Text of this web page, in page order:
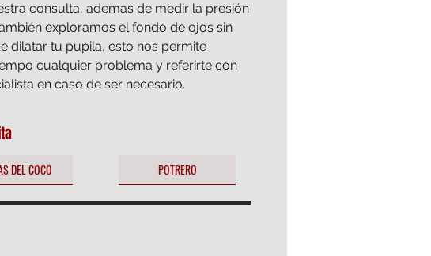
consulta, ademas de medir la presión
exploramos el fondo de ojos sin
dilatar tu pupila, esto nos permite
cualquier problema y referirte con
en caso de ser necesario.
DEL COCO POTRERO